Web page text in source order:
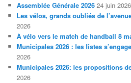
Assemblée Générale 2026 24 juin 2026
Les vélos, grands oubliés de
2026
À vélo vers le match de handball 8
Municipales 2026 : les listes
2026
Municipales 2026: les propositions
2026